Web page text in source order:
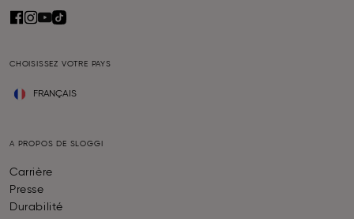
CHOISISSEZ VOTRE PAYS
FRANÇAIS
A PROPOS DE SLOGGI
Carrière
Presse
Durabilité